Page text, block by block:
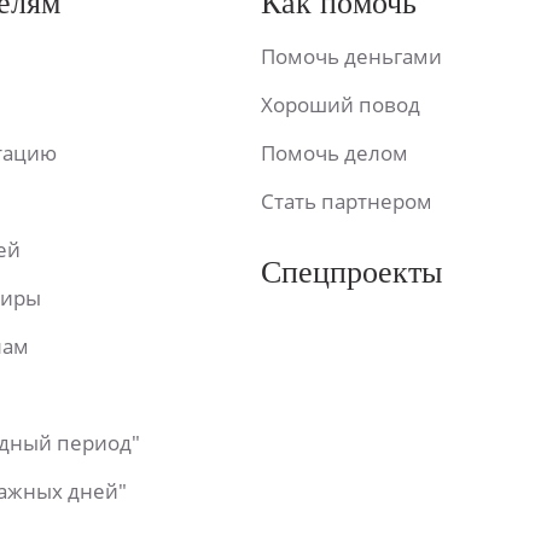
период"
дней"
Помочь деньгами
Хороший повод
Помочь делом
Стать партнером
Спецпроекты